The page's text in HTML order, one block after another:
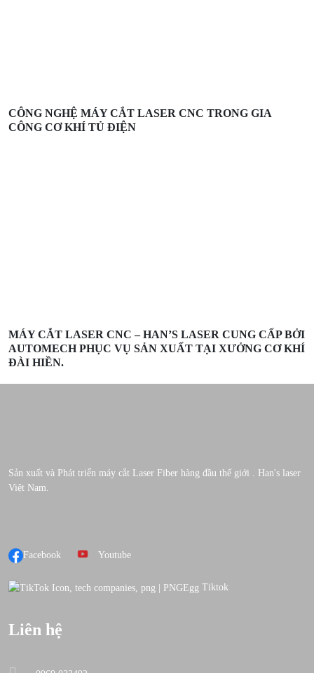
CÔNG NGHỆ MÁY CẮT LASER CNC TRONG GIA
CÔNG CƠ KHÍ TỦ ĐIỆN
MÁY CẮT LASER CNC – HAN’S LASER CUNG CẤP BỞI
AUTOMECH PHỤC VỤ SẢN XUẤT TẠI XƯỞNG CƠ KHÍ
ĐÀI HIỀN.
Sản xuất và Phát triển máy cắt Laser Fiber hàng đầu thế giới . Han's laser
Việt Nam.
Facebook Youtube
Tiktok
Liên hệ